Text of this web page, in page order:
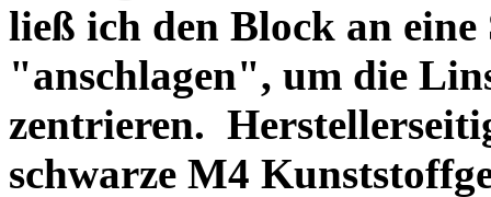
ließ ich den Block an eine
"anschlagen", um die
zentrieren.
schwarze M4